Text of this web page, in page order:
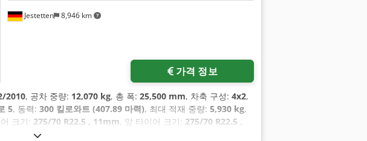
Jestetten 8,946 km
가격 정보
2010, 공차 중량: 12,070 kg, 총 폭: 25,500 mm, 차축 구성: 4x2,
5, 동력: 300 킬로와트 (407.89 마력), 최대 적재 중량: 5,930 kg,
크기: 275/70 R22.5 , 11mm, 앞 타이어 크기: 275/70 R22.5 ,
18,000 kg, 장비: